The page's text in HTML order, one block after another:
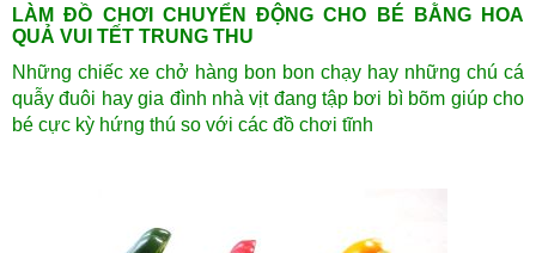
LÀM ĐỒ CHƠI CHUYỂN ĐỘNG CHO BÉ BẰNG HOA
QUẢ VUI TẾT TRUNG THU
Những chiếc xe chở hàng bon bon chạy hay những chú cá
quẫy đuôi hay gia đình nhà vịt đang tập bơi bì bõm giúp cho
bé cực kỳ hứng thú so với các đồ chơi tĩnh